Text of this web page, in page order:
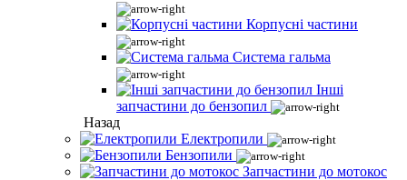
Корпусні частини
Система гальма
Інші
запчастини до бензопил
Назад
Електропили
Бензопили
Запчастини до мотокос